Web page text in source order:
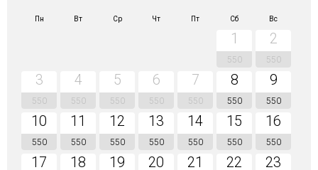
Пн Вт Ср Чт Пт Сб Вс
1
550
2
550
3
550
4
550
5
550
6
550
7
550
8
550
9
550
10
550
11
550
12
550
13
550
14
550
15
550
16
550
17 18 19 20 21 22 23